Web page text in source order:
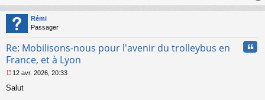
a
g
e
o
u
au
Rémi
Passager
Re: Mobilisons-nous pour l'avenir du trolleybus en
France, et à Lyon
e
12 avr. 2026, 20:33
Salut